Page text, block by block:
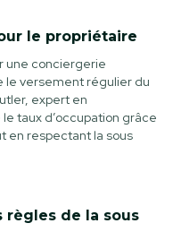
le propriétaire
une conciergerie
le versement régulier du
expert en
taux d’occupation grâce
en respectant la sous
règles de la sous